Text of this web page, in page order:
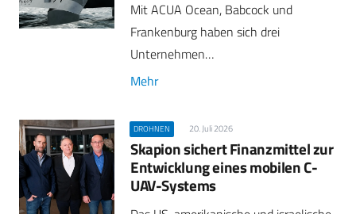
Mit ACUA Ocean, Babcock und
Frankenburg haben sich drei
Unternehmen…
Mehr
DROHNEN 20. Juli 2026
Skapion sichert Finanzmittel zur
Entwicklung eines mobilen C-
UAV-Systems